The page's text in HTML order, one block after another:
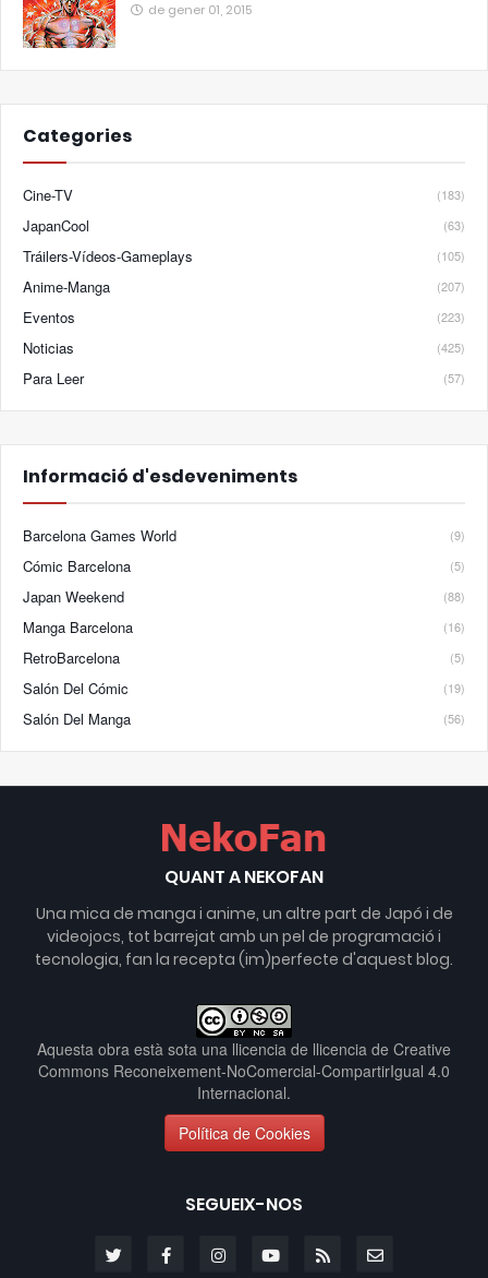
de gener 01, 2015
Categories
Cine-TV (183)
JapanCool (63)
Tráilers-Vídeos-Gameplays (105)
Anime-Manga (207)
Eventos (223)
Noticias (425)
Para Leer (57)
Informació d'esdeveniments
Barcelona Games World (9)
Cómic Barcelona (5)
Japan Weekend (88)
Manga Barcelona (16)
RetroBarcelona (5)
Salón Del Cómic (19)
Salón Del Manga (56)
QUANT A NEKOFAN
Una mica de manga i anime, un altre part de Japó i de
videojocs, tot barrejat amb un pel de programació i
tecnologia, fan la recepta (im)perfecte d'aquest blog.
Aquesta obra està sota una llicencia de llicencia de Creative
Commons Reconeixement-NoComercial-CompartirIgual 4.0
Internacional.
Política de Cookies
SEGUEIX-NOS